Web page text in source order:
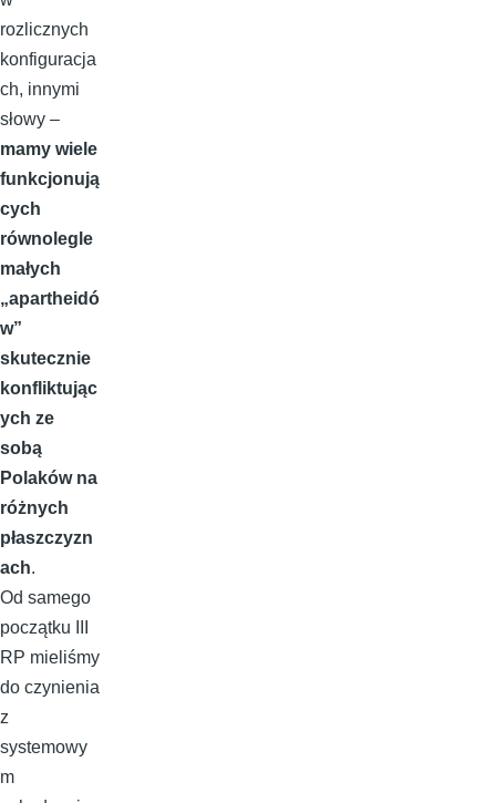
rozlicznych
konfiguracja
ch, innymi
słowy –
mamy wiele
funkcjonują
cych
równolegle
małych
„apartheidó
w”
skutecznie
konfliktując
ych ze
sobą
Polaków na
różnych
płaszczyzn
ach.
Od samego
początku III
RP mieliśmy
do czynienia
z
systemowy
m